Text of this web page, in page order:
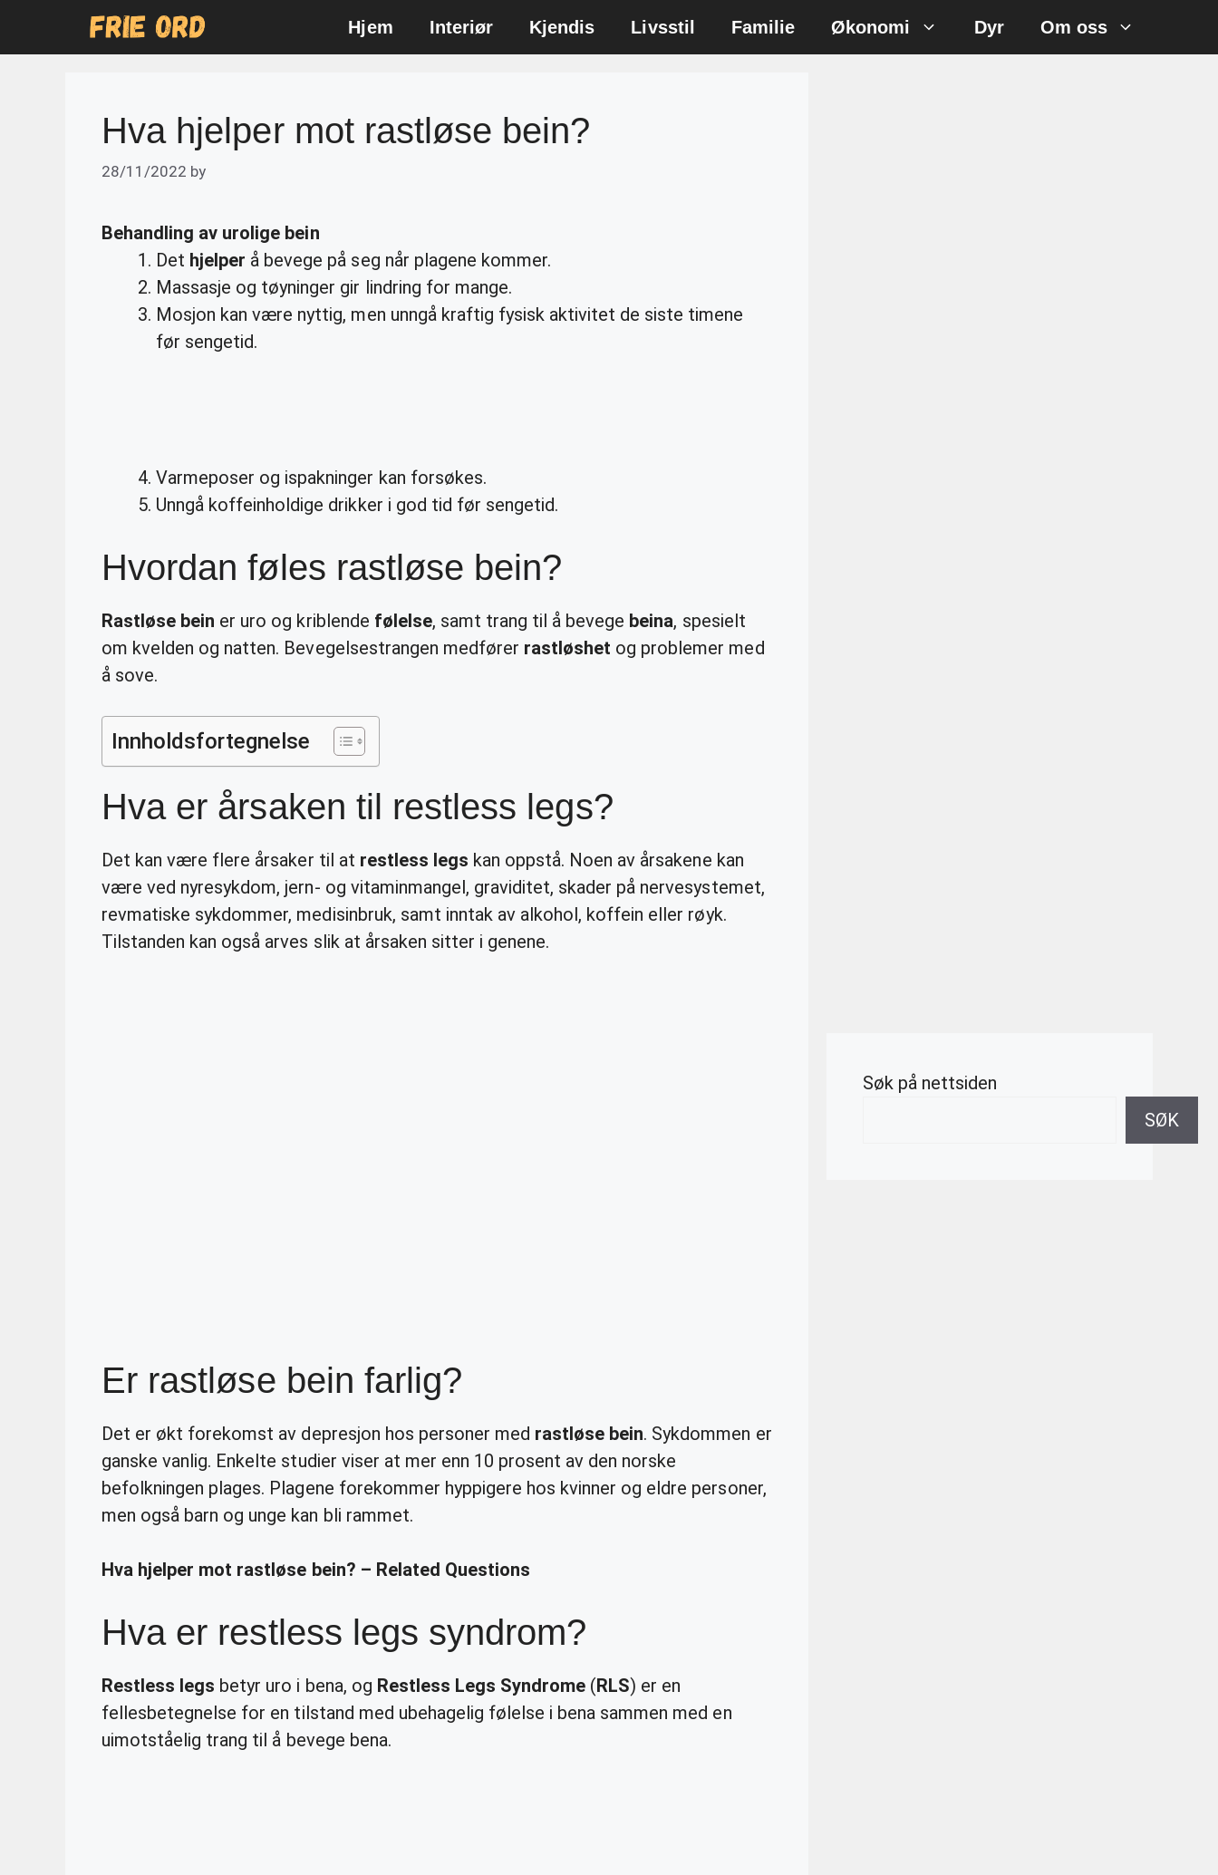
Hjem Interiør Kjendis Livsstil Familie Økonomi Dyr Om oss
Hva hjelper mot rastløse bein?
28/11/2022 by
Behandling av urolige bein
Det hjelper å bevege på seg når plagene kommer.
Massasje og tøyninger gir lindring for mange.
Mosjon kan være nyttig, men unngå kraftig fysisk aktivitet de siste timene
før sengetid.
Varmeposer og ispakninger kan forsøkes.
Unngå koffeinholdige drikker i god tid før sengetid.
Hvordan føles rastløse bein?
Rastløse bein er uro og kriblende følelse, samt trang til å bevege beina, spesielt
om kvelden og natten. Bevegelsestrangen medfører rastløshet og problemer med
å sove.
Innholdsfortegnelse
Hva er årsaken til restless legs?
Det kan være flere årsaker til at restless legs kan oppstå. Noen av årsakene kan
være ved nyresykdom, jern- og vitaminmangel, graviditet, skader på nervesystemet,
revmatiske sykdommer, medisinbruk, samt inntak av alkohol, koffein eller røyk.
Tilstanden kan også arves slik at årsaken sitter i genene.
Er rastløse bein farlig?
Det er økt forekomst av depresjon hos personer med rastløse bein. Sykdommen er
ganske vanlig. Enkelte studier viser at mer enn 10 prosent av den norske
befolkningen plages. Plagene forekommer hyppigere hos kvinner og eldre personer,
men også barn og unge kan bli rammet.
Hva hjelper mot rastløse bein? – Related Questions
Hva er restless legs syndrom?
Restless legs betyr uro i bena, og Restless Legs Syndrome (RLS) er en
fellesbetegnelse for en tilstand med ubehagelig følelse i bena sammen med en
uimotståelig trang til å bevege bena.
Søk på nettsiden
SØK